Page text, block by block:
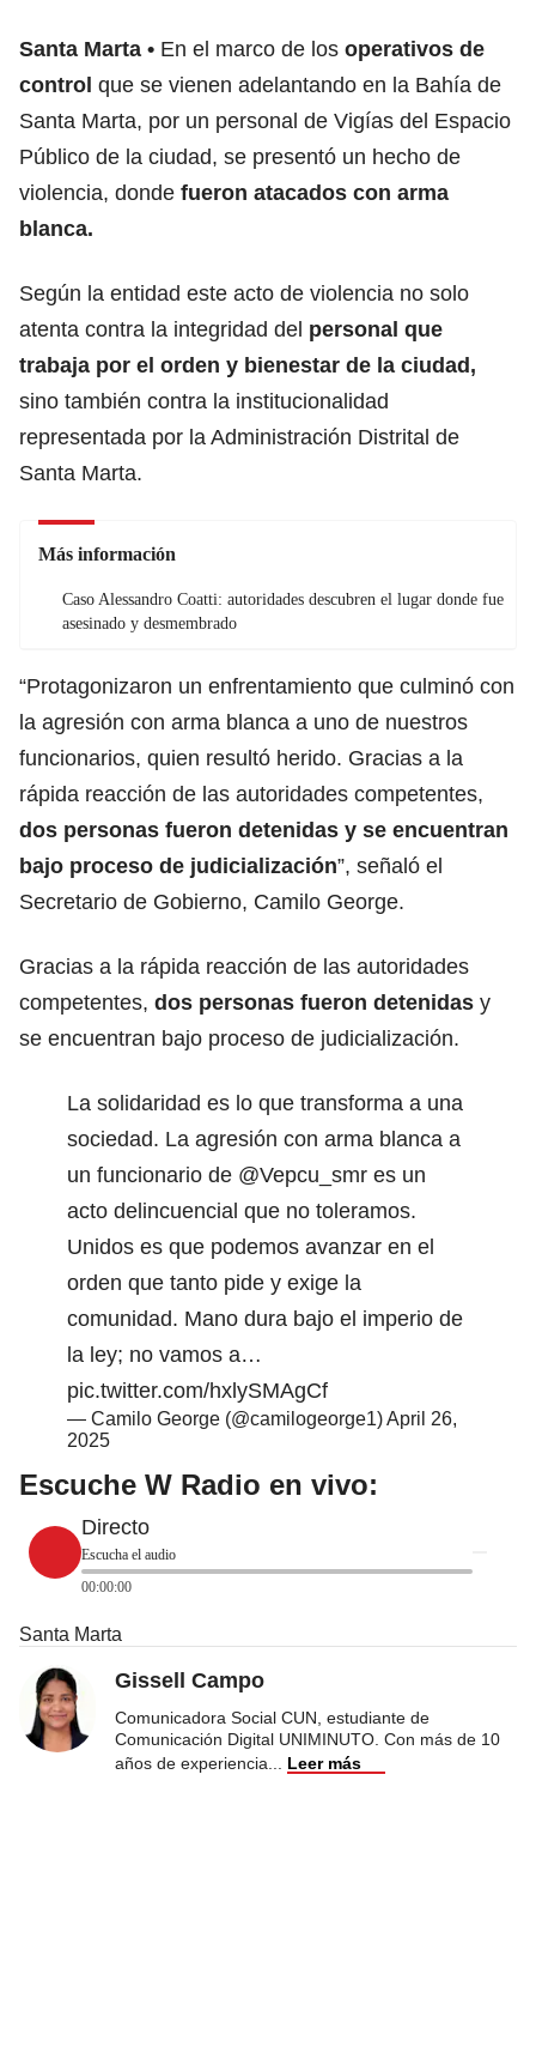
Santa Marta En el marco de los operativos de
control que se vienen adelantando en la Bahía de
Santa Marta, por un personal de Vigías del Espacio
Público de la ciudad, se presentó un hecho de
violencia, donde fueron atacados con arma
blanca.
Según la entidad este acto de violencia no solo
atenta contra la integridad del personal que
trabaja por el orden y bienestar de la ciudad,
sino también contra la institucionalidad
representada por la Administración Distrital de
Santa Marta.
Más información
Caso Alessandro Coatti: autoridades descubren el lugar donde fue
asesinado y desmembrado
“Protagonizaron un enfrentamiento que culminó con
la agresión con arma blanca a uno de nuestros
funcionarios, quien resultó herido. Gracias a la
rápida reacción de las autoridades competentes,
dos personas fueron detenidas y se encuentran
bajo proceso de judicialización”, señaló el
Secretario de Gobierno, Camilo George.
Gracias a la rápida reacción de las autoridades
competentes, dos personas fueron detenidas y
se encuentran bajo proceso de judicialización.
La solidaridad es lo que transforma a una
sociedad. La agresión con arma blanca a
un funcionario de @Vepcu_smr es un
acto delincuencial que no toleramos.
Unidos es que podemos avanzar en el
orden que tanto pide y exige la
comunidad. Mano dura bajo el imperio de
la ley; no vamos a…
pic.twitter.com/hxlySMAgCf
— Camilo George (@camilogeorge1)April 26,
2025
Escuche W Radio en vivo:
Directo
Escucha el audio
00:00:00
Santa Marta
Gissell Campo
Comunicadora Social CUN, estudiante de
Comunicación Digital UNIMINUTO. Con más de 10
años de experiencia
Leer más